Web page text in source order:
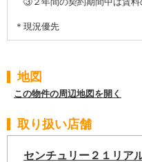
＊現況優先
地図
この物件の周辺地図を開く
取り扱い店舗
センチュリー２１リア